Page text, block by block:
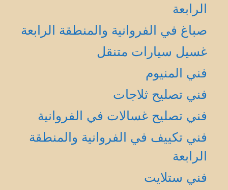
الرابعة
صباغ في الفروانية والمنطقة الرابعة
غسيل سيارات متنقل
فني المنيوم
فني تصليح ثلاجات
فني تصليح غسالات في الفروانية
فني تكييف في الفروانية والمنطقة
الرابعة
فني ستلايت